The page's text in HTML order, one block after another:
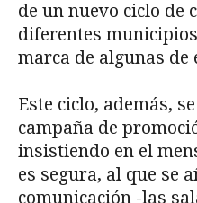
de un nuevo ciclo de
diferentes
marca de algunas de
Este ciclo, además,
campaña de
insistiendo en el
es segura, al que se
comunicación -las